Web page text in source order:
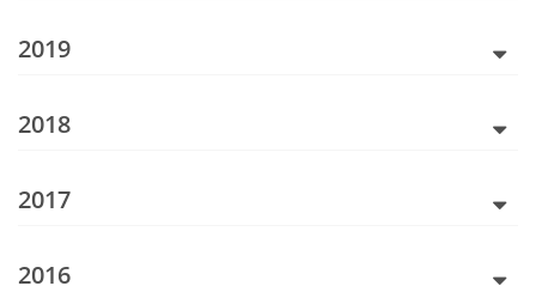
2019
2018
2017
2016